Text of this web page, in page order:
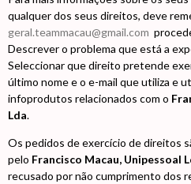
qualquer dos seus direitos, deve
geral.teammacau@gmail.com
Descrever o problema que está a
Seleccionar que direito pretende
último nome e o e-mail que utiliza e
infoprodutos relacionados com o
Lda.
Os pedidos de exercício de direitos
pelo Francisco Macau, Unipessoal
recusado por não cumprimento dos